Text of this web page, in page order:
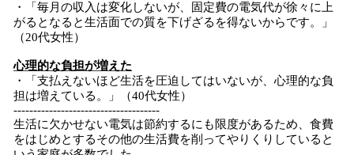
・「毎月の収入は変化しないが、固定費の電気代が徐々に上
がるとなると生活面での質を下げざるを得ないからです。」
（20代女性）
心理的な負担が増えた
・「支払えないほど生活を圧迫してはいないが、心理的な負
担は増えている。」（40代女性）
-------------------------------------
生活に欠かせない電気は節約するにも限度があるため、食費
をはじめとするその他の生活費を削ってやりくりしていると